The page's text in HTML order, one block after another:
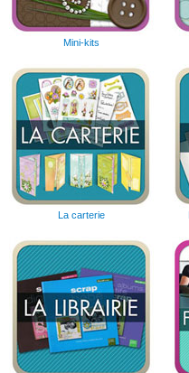
Mini-kits
La carterie